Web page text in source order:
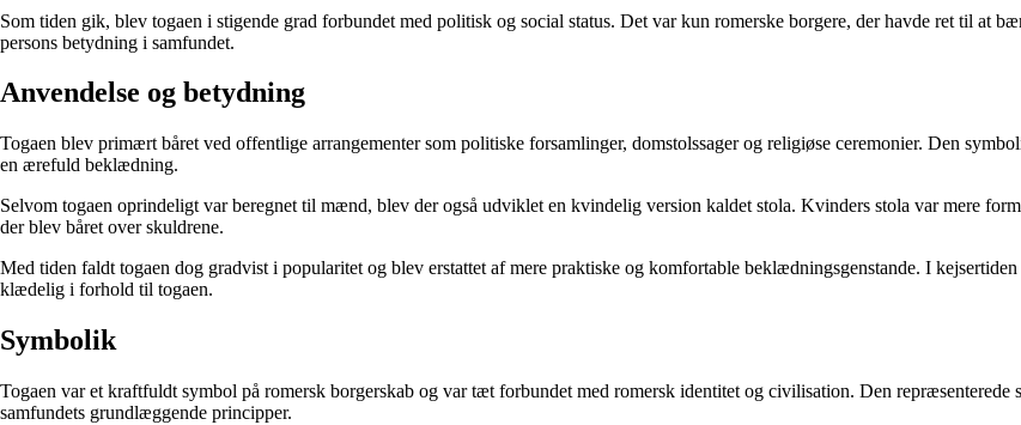
Som tiden gik, blev togaen i stigende grad forbundet med politisk og social status. Det var kun romerske borgere, der havde ret til at
persons betydning i samfundet.
Anvendelse og betydning
Togaen blev primært båret ved offentlige arrangementer som politiske forsamlinger, domstolssager og religiøse ceremonier. Den
en ærefuld beklædning.
Selvom togaen oprindeligt var beregnet til mænd, blev der også udviklet en kvindelig version kaldet stola. Kvinders stola var mere
der blev båret over skuldrene.
Med tiden faldt togaen dog gradvist i popularitet og blev erstattet af mere praktiske og komfortable beklædningsgenstande. I
klædelig i forhold til togaen.
Symbolik
Togaen var et kraftfuldt symbol på romersk borgerskab og var tæt forbundet med romersk identitet og civilisation. Den
samfundets grundlæggende principper.